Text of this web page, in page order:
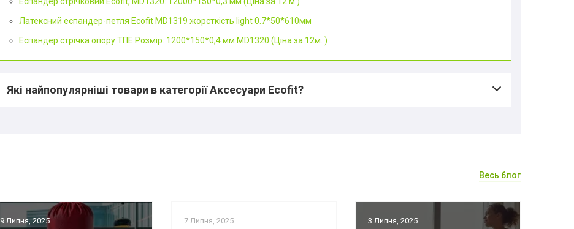
Латексний еспандер-петля Ecofit MD1319 жорсткість light 0.7*50*610мм
Еспандер стрічка опору ТПЕ Розмір: 1200*150*0,4 мм MD1320 (Ціна за 12м. )
Які найпопулярніші товари в категорії Аксесуари Ecofit?
Весь блог
9 Липня, 2025 7 Липня, 2025 3 Липня, 2025